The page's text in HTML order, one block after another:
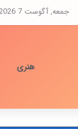
جمعه, آگوست 7 2026
هنری